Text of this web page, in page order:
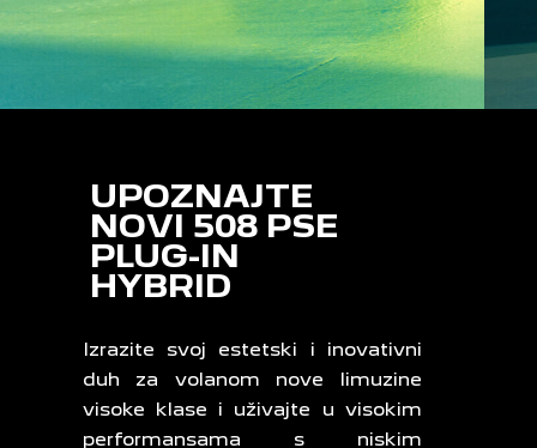
UPOZNAJTE
NOVI 508 PSE
PLUG-IN
HYBRID
Izrazite svoj estetski i inovativni
duh za volanom nove limuzine
visoke klase i uživajte u visokim
performansama s niskim